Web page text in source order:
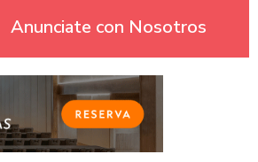
Anunciate con Nosotros